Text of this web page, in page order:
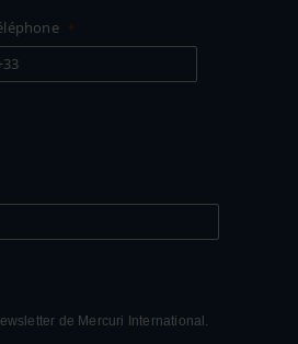
de Mercuri International.